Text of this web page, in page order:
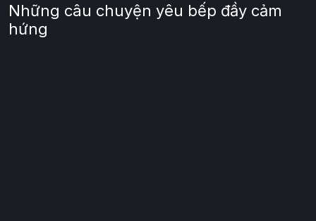
Những câu chuyện yêu bếp đầy cảm
hứng